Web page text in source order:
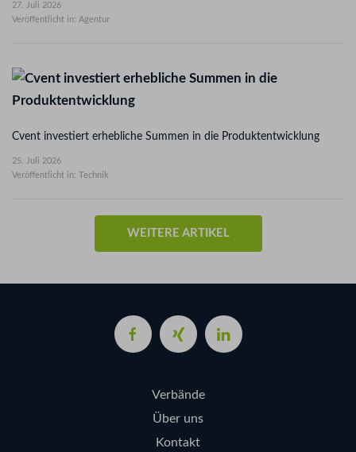
27. Juli 2026
Veröffentlicht in: Agentur
Cvent investiert erhebliche Summen in die Produktentwicklung
25. Juli 2026
Veröffentlicht in: Technik
WEITERE ARTIKEL
Verbände
Über uns
Kontakt